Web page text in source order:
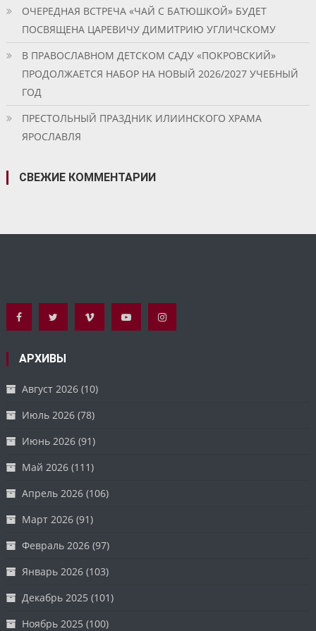
ОЧЕРЕДНАЯ ВСТРЕЧА «ЧАЙ С БАТЮШКОЙ» БУДЕТ
ПОСВЯЩЕНА ЦАРЕВИЧУ ДИМИТРИЮ УГЛИЧСКОМУ
В ПРАВОСЛАВНОМ ДЕТСКОМ САДУ «ПОКРОВСКИЙ»
ПРОДОЛЖАЕТСЯ НАБОР НА НОВЫЙ 2026/2027 УЧЕБНЫЙ
ГОД
ПРЕСТОЛЬНЫЙ ПРАЗДНИК ИЛИИНСКОГО ХРАМА
ЯРОСЛАВЛЯ
СВЕЖИЕ КОММЕНТАРИИ
АРХИВЫ
Август 2026 (10)
Июль 2026 (78)
Июнь 2026 (91)
Май 2026 (111)
Апрель 2026 (106)
Март 2026 (91)
Февраль 2026 (97)
Январь 2026 (103)
Декабрь 2025 (101)
Ноябрь 2025 (100)